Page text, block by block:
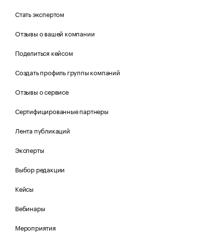
Стать экспертом
Отзывы о вашей компании
Поделиться кейсом
Создать профиль группы компаний
Отзывы о сервисе
Сертифицированные партнеры
Лента публикаций
Эксперты
Выбор редакции
Кейсы
Вебинары
Мероприятия